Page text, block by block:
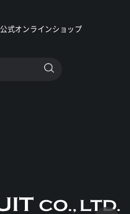
公式オンラインショップ